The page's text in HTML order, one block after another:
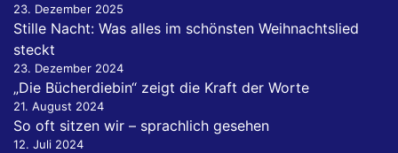
23. Dezember 2025
Stille Nacht: Was alles im schönsten Weihnachtslied
steckt
23. Dezember 2024
„Die Bücherdiebin“ zeigt die Kraft der Worte
21. August 2024
So oft sitzen wir – sprachlich gesehen
12. Juli 2024